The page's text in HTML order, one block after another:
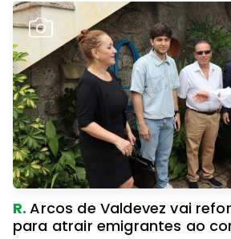
R.Arcos de Valdevez vai
para atrair emigrantes ao